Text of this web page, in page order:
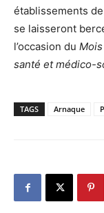
établissements
se laisseront
l’occasion du
santé et médico-
TAGS Arnaque